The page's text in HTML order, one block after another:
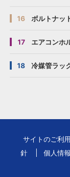
16 ボルトナッ
17 エアコンホ
18 冷媒管ラッ
サイトのご利
針
個人情